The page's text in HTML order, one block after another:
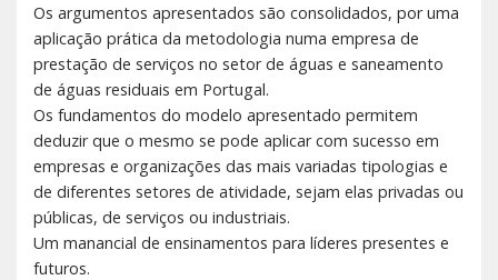
Os argumentos apresentados são consolidados, por uma
aplicação prática da metodologia numa empresa de
prestação de serviços no setor de águas e saneamento
de águas residuais em Portugal.
Os fundamentos do modelo apresentado permitem
deduzir que o mesmo se pode aplicar com sucesso em
empresas e organizações das mais variadas tipologias e
de diferentes setores de atividade, sejam elas privadas ou
públicas, de serviços ou industriais.
Um manancial de ensinamentos para líderes presentes e
futuros.